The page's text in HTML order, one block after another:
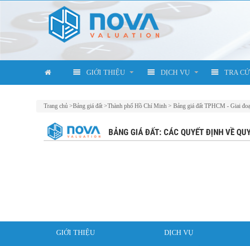
GIỚI THIỆU DỊCH VỤ TRA
Trang chủ >Bảng giá đất >Thành phố Hồ Chí Minh > Bảng giá đất TPHCM - Giai
BẢNG GIÁ ĐẤT: CÁC QUYẾT ĐỊNH VỀ
GIỚI THIỆU DỊCH VỤ